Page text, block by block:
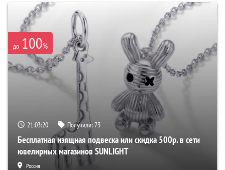
до 100%
21:03:19 Получили:73
Бесплатная изящная подвеска или скидка 500р. в сети
ювелирных магазинов SUNLIGHT
Россия